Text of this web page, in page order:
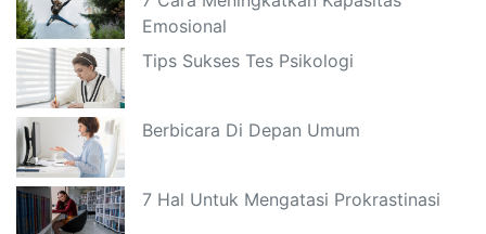
Emosional
Tips Sukses Tes Psikologi
Berbicara Di Depan Umum
7 Hal Untuk Mengatasi Prokrastinasi